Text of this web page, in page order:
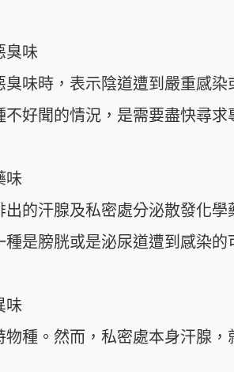
臭味
味時，表示陰道遭到嚴重感
好聞的情況，是需要盡快尋求
味
的汗腺及私密處分泌散發化
是膀胱或是泌尿道遭到感染的
味
種。然而，私密處本身汗腺